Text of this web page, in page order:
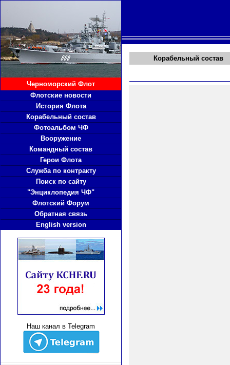
Черноморский Флот
Флотские новости
История Флота
Корабельный состав
Фотоальбом ЧФ
Вооружение
Командный состав
Герои Флота
Служба по контракту
Поиск по сайту
"Энциклопедия ЧФ"
Флотский Форум
Обратная связь
English version
Наш канал в Telegram
Корабельный состав